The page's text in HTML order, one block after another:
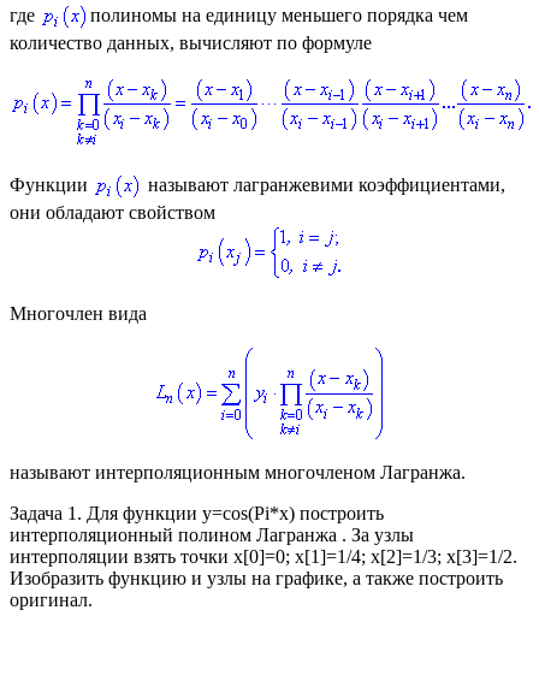
где
полиномы на единицу меньшего порядка чем
количество данных, вычисляют по формуле
Функции
называют лагранжевими коэффициентами,
они обладают свойством
Многочлен вида
называют интерполяционным многочленом Лагранжа.
Задача 1. Для функции у=cos(Pi*x) построить
интерполяционный полином Лагранжа . За узлы
интерполяции взять точки x[0]=0; x[1]=1/4; x[2]=1/3; x[3]=1/2.
Изобразить функцию и узлы на графике, а также построить
оригинал.